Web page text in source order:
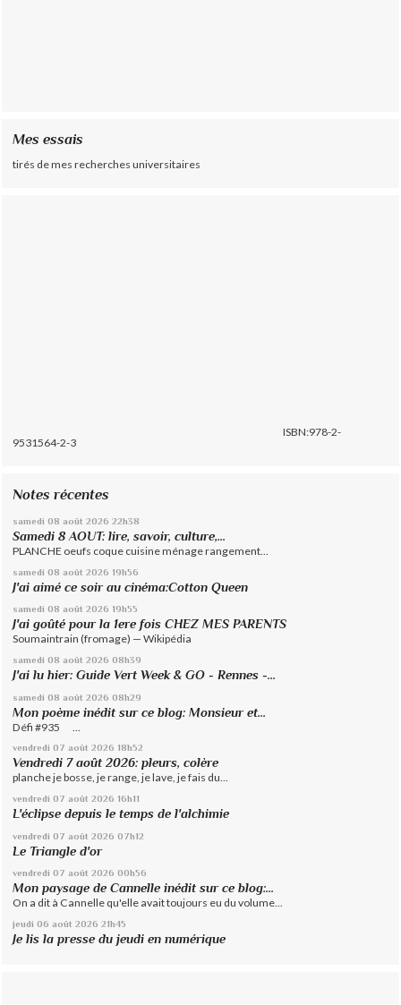
Mes essais
tirés de mes recherches universitaires
ISBN:978-2-
9531564-2-3
Notes récentes
samedi 08 août 2026 22h38
Samedi 8 AOUT: lire, savoir, culture,...
PLANCHE oeufs coque cuisine ménage rangement...
samedi 08 août 2026 19h56
J'ai aimé ce soir au cinéma:Cotton Queen
samedi 08 août 2026 19h55
J'ai goûté pour la 1ere fois CHEZ MES PARENTS
Soumaintrain (fromage) — Wikipédia
samedi 08 août 2026 08h39
J'ai lu hier: Guide Vert Week & GO - Rennes -...
samedi 08 août 2026 08h29
Mon poème inédit sur ce blog: Monsieur et...
Défi #935 ...
vendredi 07 août 2026 18h52
Vendredi 7 août 2026: pleurs, colère
planche je bosse, je range, je lave, je fais du...
vendredi 07 août 2026 16h11
L'éclipse depuis le temps de l'alchimie
vendredi 07 août 2026 07h12
Le Triangle d'or
vendredi 07 août 2026 00h56
Mon paysage de Cannelle inédit sur ce blog:...
On a dit à Cannelle qu'elle avait toujours eu du volume...
jeudi 06 août 2026 21h45
Je lis la presse du jeudi en numérique